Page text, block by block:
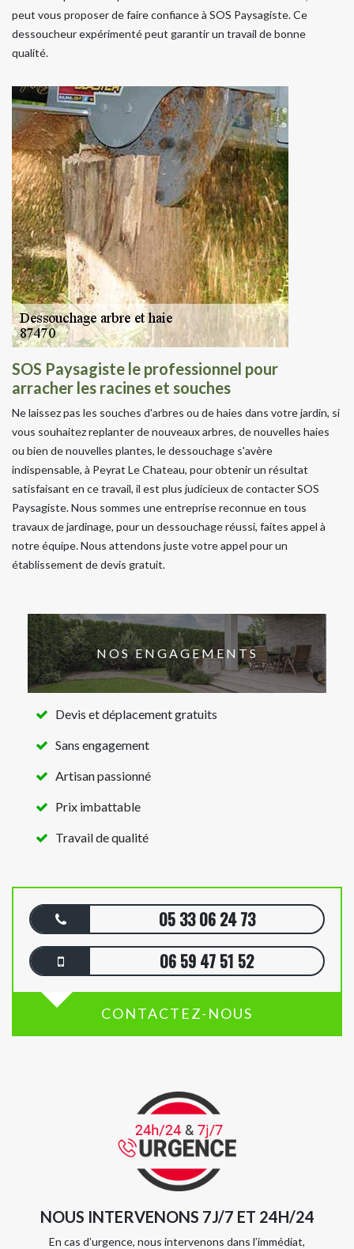
peut vous proposer de faire confiance à SOS Paysagiste. Ce
dessoucheur expérimenté peut garantir un travail de bonne
qualité.
SOS Paysagiste le professionnel pour
arracher les racines et souches
Ne laissez pas les souches d'arbres ou de haies dans votre jardin, si
vous souhaitez replanter de nouveaux arbres, de nouvelles haies
ou bien de nouvelles plantes, le dessouchage s'avère
indispensable, à Peyrat Le Chateau, pour obtenir un résultat
satisfaisant en ce travail, il est plus judicieux de contacter SOS
Paysagiste. Nous sommes une entreprise reconnue en tous
travaux de jardinage, pour un dessouchage réussi, faites appel à
notre équipe. Nous attendons juste votre appel pour un
établissement de devis gratuit.
NOS ENGAGEMENTS
Devis et déplacement gratuits
Sans engagement
Artisan passionné
Prix imbattable
Travail de qualité
05 33 06 24 73
06 59 47 51 52
CONTACTEZ-NOUS
NOUS INTERVENONS 7J/7 ET 24H/24
En cas d’urgence, nous intervenons dans l’immédiat,